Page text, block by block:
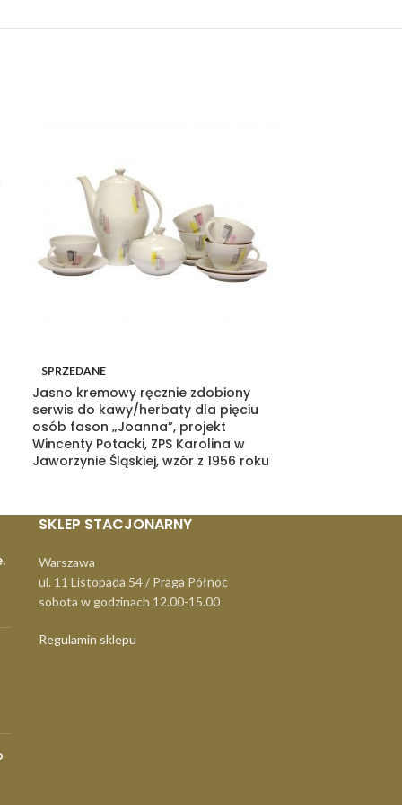
SPRZEDANE
Jasno kremowy ręcznie zdobiony
serwis do kawy/herbaty dla pięciu
osób fason „Joanna”, projekt
Wincenty Potacki, ZPS Karolina w
Jaworzynie Śląskiej, wzór z 1956 roku
SKLEP STACJONARNY
Warszawa
ul. 11 Listopada 54 / Praga Północ
sobota w godzinach 12.00-15.00
Regulamin sklepu